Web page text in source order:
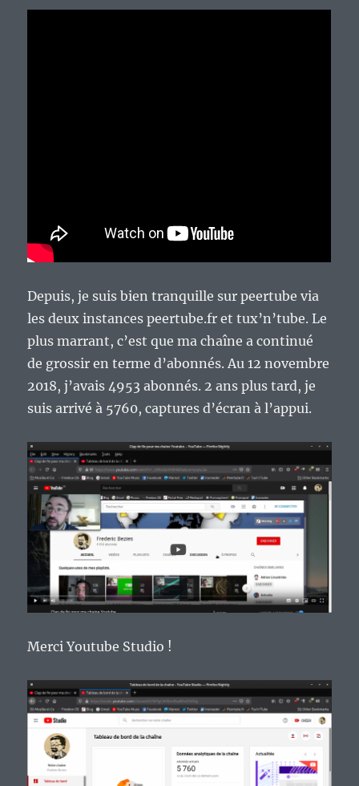
Depuis, je suis bien tranquille sur peertube via
les deux instances peertube.fr et tux’n’tube. Le
plus marrant, c’est que ma chaîne a continué
de grossir en terme d’abonnés. Au 12 novembre
2018, j’avais 4953 abonnés. 2 ans plus tard, je
suis arrivé à 5760, captures d’écran à l’appui.
Merci Youtube Studio !